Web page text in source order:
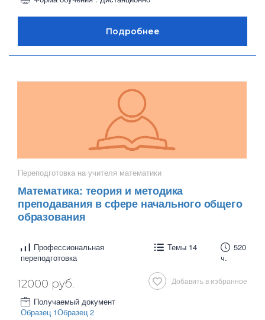
Переподготовка на учителя математики
Математика: теория и методика
преподавания в сфере начального общего
образования
Профессиональная
переподготовка
Темы 14
520
ч.
Добавить в избранное
12000 руб.
Получаемый документ
Образец 1Образец 2